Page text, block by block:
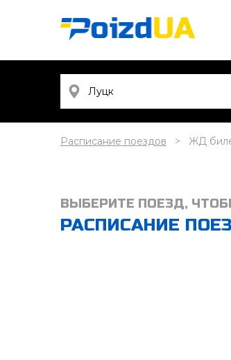
Расписание поездов ЖД
ВЫБЕРИТЕ ПОЕЗД,
РАСПИСАНИЕ